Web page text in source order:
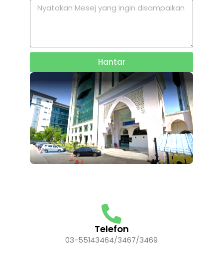
Hantar
Telefon
03-55143464/3467/3469